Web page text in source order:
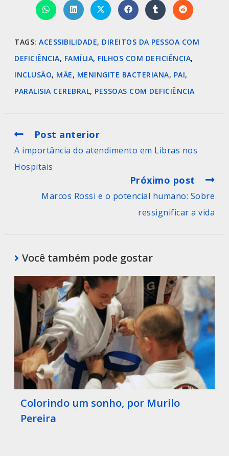
TAGS: ACESSIBILIDADE, DIREITOS DA PESSOA COM
DEFICIÊNCIA, FAMÍLIA, FILHOS COM DEFICIÊNCIA,
INCLUSÃO, MÃE, MENINGITE BACTERIANA, PAI,
PARALISIA CEREBRAL, PESSOAS COM DEFICIÊNCIA
Post anterior
A importância do atendimento em Libras nos
Hospitais
Próximo post
Marcos Rossi e o potencial humano: Sobre
ressignificar a vida
Você também pode gostar
Colorindo um sonho, por Murilo
Pereira